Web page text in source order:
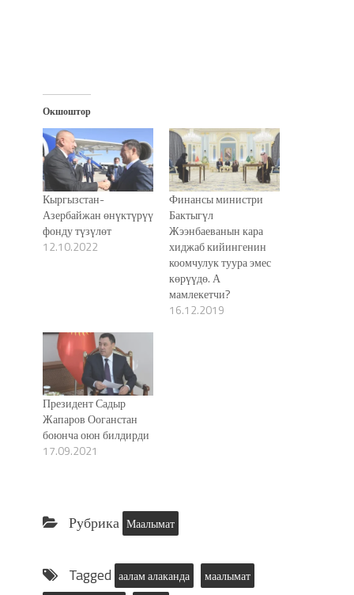
Окшоштор
Кыргызстан-
Азербайжан өнүктүрүү
фонду түзүлөт
12.10.2022
Финансы министри
Бактыгүл
Жээнбаеванын кара
хиджаб кийингенин
коомчулук туура эмес
көрүүдө. А
мамлекетчи?
16.12.2019
Президент Садыр
Жапаров Ооганстан
боюнча оюн билдирди
17.09.2021
Рубрика Маалымат
Tagged аалам алаканда
маалымат